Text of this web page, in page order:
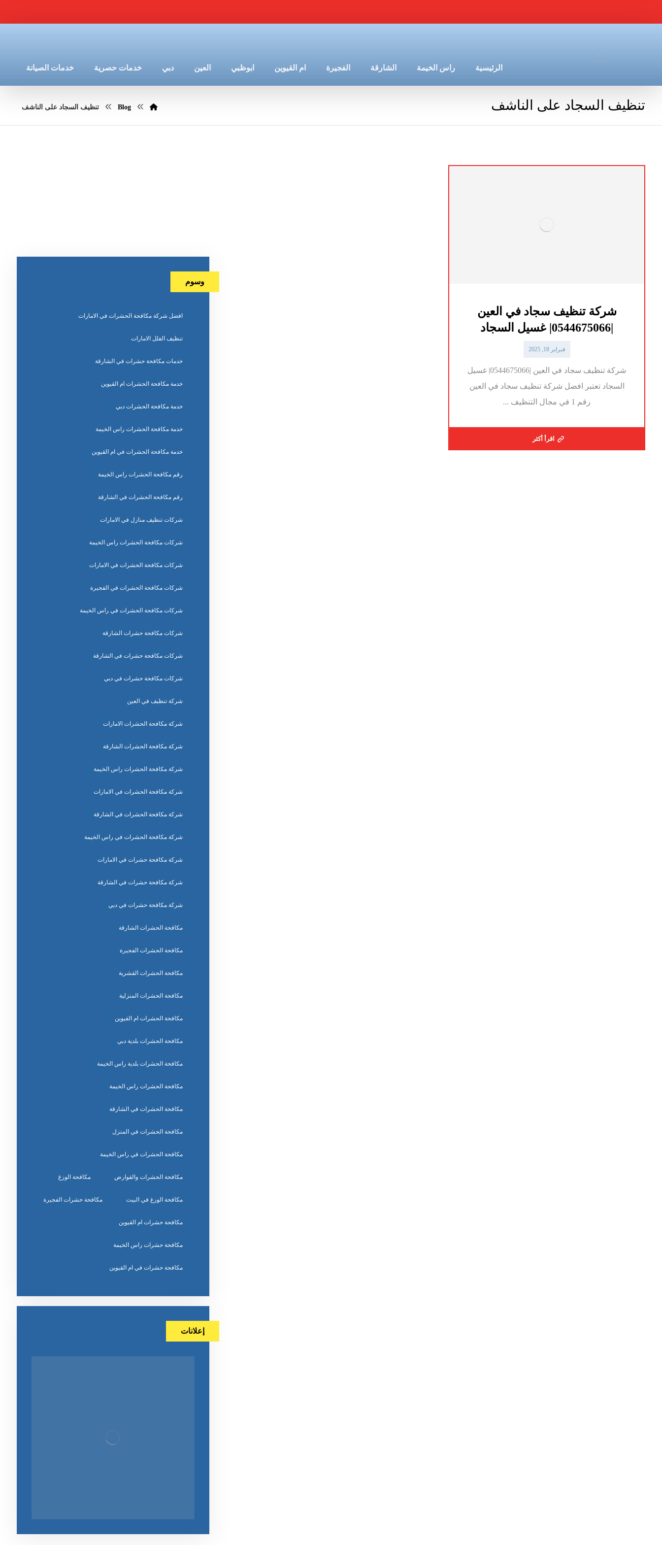
الرئيسية راس الخيمة الشارقة الفجيرة ام القيوين ابوظبي العين دبي خدمات حصرية خدمات الصيانة
تنظيف السجاد على الناشف Blog تنظيف السجاد على الناشف
شركة تنظيف سجاد في العين
فبراير 18, 2025
شركة تنظيف سجاد في العين |0544675066| غسيل
السجاد تعتبر افضل شركة تنظيف سجاد في العين
رقم 1 في مجال التنظيف ...
اقرأ أكثر
وسوم
افضل شركة مكافحة الحشرات في الامارات
تنظيف الفلل الامارات
خدمات مكافحة حشرات في الشارقة
خدمة مكافحة الحشرات ام القيوين
خدمة مكافحة الحشرات دبي
خدمة مكافحة الحشرات راس الخيمة
خدمة مكافحة الحشرات في ام القيوين
رقم مكافحة الحشرات راس الخيمة
رقم مكافحة الحشرات في الشارقة
شركات تنظيف منازل في الامارات
شركات مكافحة الحشرات راس الخيمة
شركات مكافحة الحشرات في الامارات
شركات مكافحة الحشرات في الفجيرة
شركات مكافحة الحشرات في راس الخيمة
شركات مكافحة حشرات الشارقة
شركات مكافحة حشرات في الشارقة
شركات مكافحة حشرات في دبي
شركة تنظيف في العين
شركة مكافحة الحشرات الامارات
شركة مكافحة الحشرات الشارقة
شركة مكافحة الحشرات راس الخيمة
شركة مكافحة الحشرات في الامارات
شركة مكافحة الحشرات في الشارقة
شركة مكافحة الحشرات في راس الخيمة
شركة مكافحة حشرات في الامارات
شركة مكافحة حشرات في الشارقة
شركة مكافحة حشرات في دبي
مكافحة الحشرات الشارقة
مكافحة الحشرات الفجيرة
مكافحة الحشرات القشرية
مكافحة الحشرات المنزلية
مكافحة الحشرات ام القيوين
مكافحة الحشرات بلدية دبي
مكافحة الحشرات بلدية راس الخيمة
مكافحة الحشرات راس الخيمة
مكافحة الحشرات في الشارقة
مكافحة الحشرات في المنزل
مكافحة الحشرات في راس الخيمة
مكافحة الحشرات والقوارض مكافحة الوزغ
مكافحة الوزغ في البيت مكافحة حشرات الفجيرة
مكافحة حشرات ام القيوين
مكافحة حشرات راس الخيمة
مكافحة حشرات في ام القيوين
إعلانات